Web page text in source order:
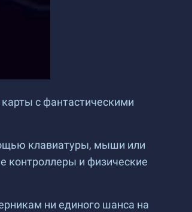
с фантастическими
клавиатуры, мыши или
контроллеры и физические
ни единого шанса на